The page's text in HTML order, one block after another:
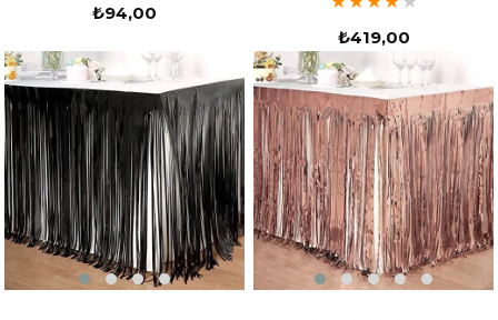
özenli bir şekilde sunuluyor.
Doğum günü süsleri her zaman doğum günlerinin daha
güzel olmasını sağlıyor.
Farklı Çeşitlerle Parti Malzemeleri
Doğum günlerinde parti malzemeleri çok fazla tercih
ediliyor. Renkli balonlar, renkli süsler, renkli masalar,
renkli yelpaze süsler ve araç gereçler doğum günlerinin
bir parçası haline geldi.
Doğum günü süsleri ile sevdiklerinizi daha fazla mutlu
edebilirsiniz. Onlara alacağınız bu farklı doğum günü
₺94,00
₺419,00